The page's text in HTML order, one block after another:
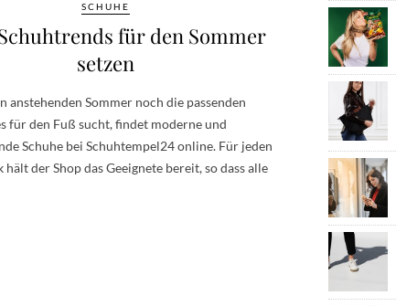
SCHUHE
für den Sommer
setzen
anstehenden Sommer noch die passenden
für den Fuß sucht, findet moderne und
Schuhe bei Schuhtempel24 online. Für jeden
hält der Shop das Geeignete bereit, so dass alle